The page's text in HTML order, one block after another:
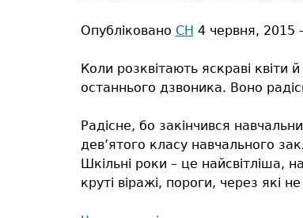
Опубліковано СН 4 червня, 2015
Коли розквітають яскраві квіти
останнього дзвоника. Воно
Радісне, бо закінчився
дев’ятого класу навчального
Шкільні роки – це найсвітліша,
круті віражі, пороги, через